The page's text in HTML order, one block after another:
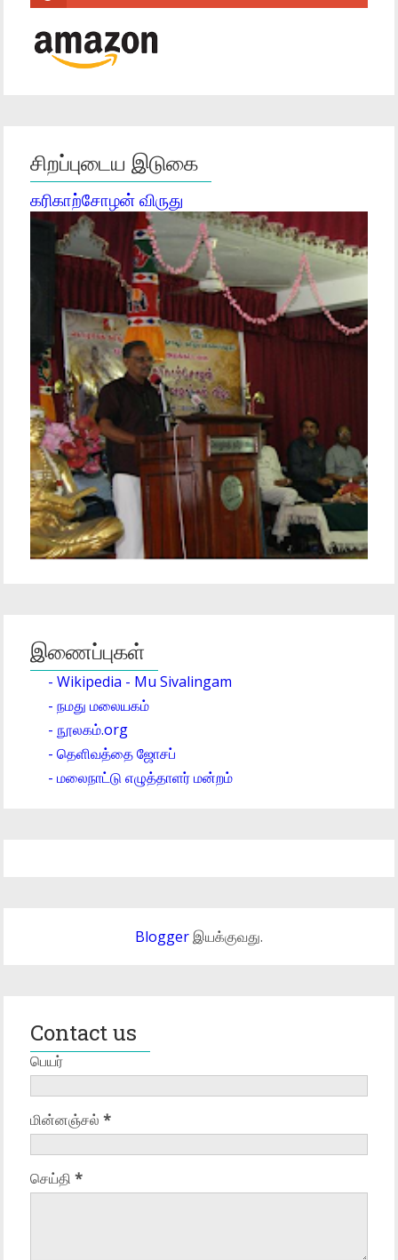
சிறப்புடைய இடுகை
கரிகாற்சோழன் விருது
இணைப்புகள்
- Wikipedia - Mu Sivalingam
- நமது மலையகம்
- நூலகம்.org
- தெளிவத்தை ஜோசப்
- மலைநாட்டு எழுத்தாளர் மன்றம்
Bloggerஇயக்குவது.
Contact us
பெயர்
மின்னஞ்சல்*
செய்தி*